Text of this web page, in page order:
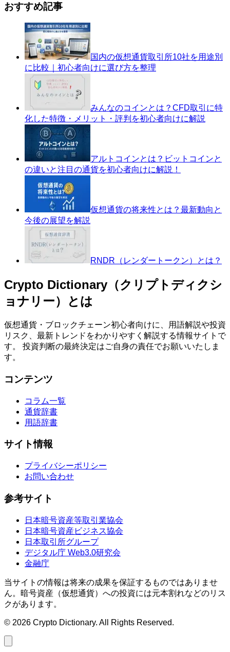
おすすめ記事
国内の仮想通貨取引所10社を用途別
に比較｜初心者向けに選び方を整理
みんなのコインとは？CFD取引に特
化した特徴・メリット・評判を初心者向けに解説
アルトコインとは？ビットコインと
の違いと注目の通貨を初心者向けに解説！
仮想通貨の将来性とは？最新動向と
今後の展望を解説
RNDR（レンダートークン）とは？
Crypto Dictionary（クリプトディクシ
ョナリー）とは
仮想通貨・ブロックチェーン初心者向けに、用語解説や投資
リスク、最新トレンドをわかりやすく解説する情報サイトで
す。 投資判断の最終決定はご自身の責任でお願いいたしま
す。
コンテンツ
コラム一覧
通貨辞書
用語辞書
サイト情報
プライバシーポリシー
お問い合わせ
参考サイト
日本暗号資産等取引業協会
日本暗号資産ビジネス協会
日本取引所グループ
デジタル庁 Web3.0研究会
金融庁
当サイトの情報は将来の成果を保証するものではありませ
ん。暗号資産（仮想通貨）への投資には元本割れなどのリス
クがあります。
© 2026 Crypto Dictionary. All Rights Reserved.